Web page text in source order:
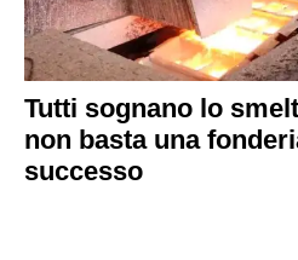
Tutti sognano lo
non basta una
successo